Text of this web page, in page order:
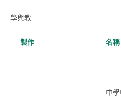
學與教
製作 名稱
中